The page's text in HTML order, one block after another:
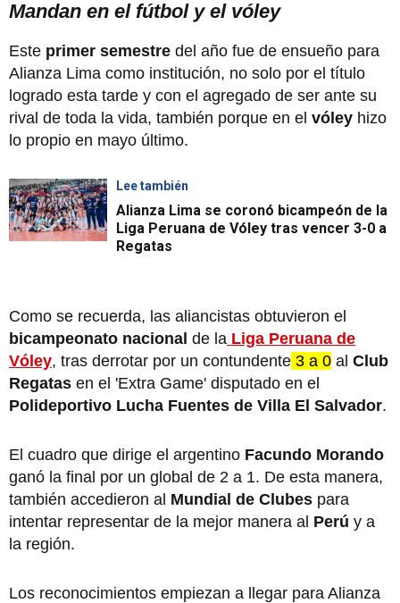
Mandan en el fútbol y el vóley
Este primer semestre del año fue de ensueño para
Alianza Lima como institución, no solo por el título
logrado esta tarde y con el agregado de ser ante su
rival de toda la vida, también porque en el vóley hizo
lo propio en mayo último.
Lee también
Alianza Lima se coronó bicampeón de la
Liga Peruana de Vóley tras vencer 3-0 a
Regatas
Como se recuerda, las aliancistas obtuvieron el
bicampeonato nacional de la Liga Peruana de
Vóley, tras derrotar por un contundente 3 a 0 al Club
Regatas en el 'Extra Game' disputado en el
Polideportivo Lucha Fuentes de Villa El Salvador.
El cuadro que dirige el argentino Facundo Morando
ganó la final por un global de 2 a 1. De esta manera,
también accedieron al Mundial de Clubes para
intentar representar de la mejor manera al Perú y a
la región.
Los reconocimientos empiezan a llegar para Alianza